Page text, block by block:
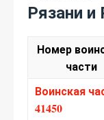
Рязани и
Номер
части
Воинская
41450